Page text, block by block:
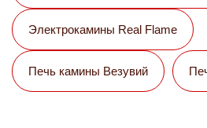
Электрокамины Real Flame
Печь камины Везувий